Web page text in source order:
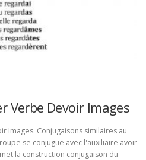
Verbe Devoir Images
Images. Conjugaisons similaires au
se conjugue avec l'auxiliaire avoir
la construction conjugaison du